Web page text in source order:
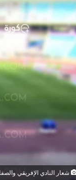
شعار النادي الإفريقي